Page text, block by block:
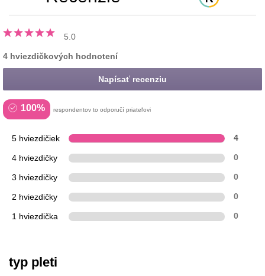
5.0
4 hviezdičkových hodnotení
Napísať recenziu
100% respondentov to odporučí priateľovi
5 hviezdičiek 4
4 hviezdičky 0
3 hviezdičky 0
2 hviezdičky 0
1 hviezdička 0
typ pleti